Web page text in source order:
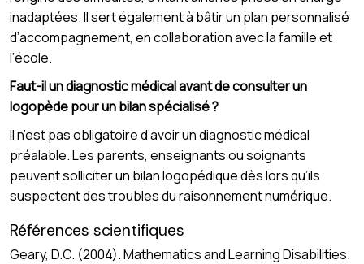
inadaptées. Il sert également à bâtir un plan personnalisé
d’accompagnement, en collaboration avec la famille et
l’école.
Faut-il un diagnostic médical avant de consulter un
logopède pour un bilan spécialisé ?
Il n’est pas obligatoire d’avoir un diagnostic médical
préalable. Les parents, enseignants ou soignants
peuvent solliciter un bilan logopédique dès lors qu’ils
suspectent des troubles du raisonnement numérique.
Références scientifiques
Geary, D.C. (2004). Mathematics and Learning Disabilities.